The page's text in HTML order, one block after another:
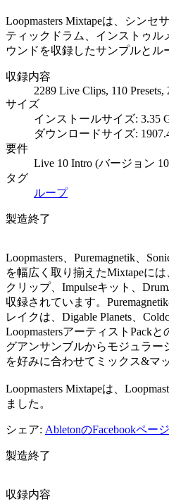
Loopmasters Mixtapeは、シンセ
ティックドラム、インストゥル
ウンドを収録したサンプルとル
収録内容
2289 Live Clips, 110 Presets,
サイズ
インストールサイズ: 3.35
ダウンロードサイズ:
要件
Live 10 Intro (バージョン
タグ
ループ
製造終了
Loopmasters、Puremagnetik、
を幅広く取り揃えたMixtapeに
クリップ、Impulseキット、
収録されています。
レイクは、Digable Planets、
LoopmastersアーティストPack
グアンサンブルからモジュラー
を好みに合わせてミックス&マ
Loopmasters Mixtapeは、
ました。
シェア: AbletonのFacebookページ
製造終了
収録内容